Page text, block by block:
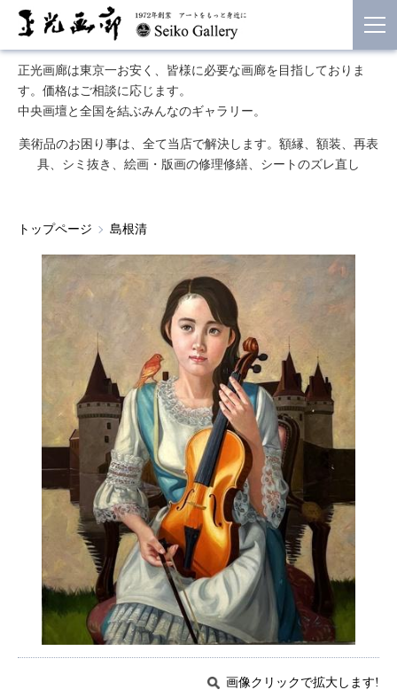
正光画廊は東京一お安く、皆様に必要な画廊を目指しておりま
す。価格はご相談に応じます。
中央画壇と全国を結ぶみんなのギャラリー。
美術品のお困り事は、全て当店で解決します。額縁、額装、再表
具、シミ抜き、絵画・版画の修理修繕、シートのズレ直し
トップページ 島根清
画像クリックで拡大します!